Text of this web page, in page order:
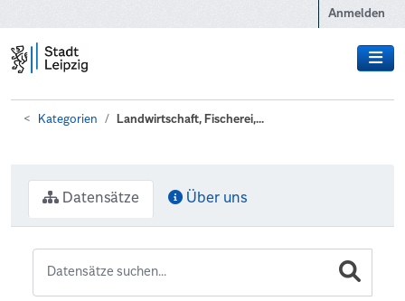
Anmelden
Kategorien Landwirtschaft, Fischerei,...
Datensätze Über uns